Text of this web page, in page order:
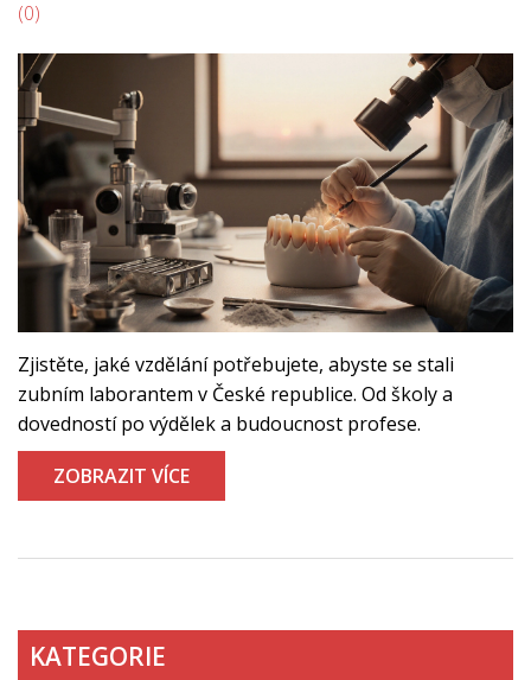
(0)
Zjistěte, jaké vzdělání potřebujete, abyste se stali
zubním laborantem v České republice. Od školy a
dovedností po výdělek a budoucnost profese.
ZOBRAZIT VÍCE
KATEGORIE